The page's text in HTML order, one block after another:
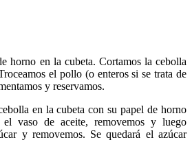
horno en la cubeta. Cortamos la cebolla
el pollo (o enteros si se trata de
y reservamos.
en la cubeta con su papel de horno
vaso de aceite, removemos y luego
y removemos. Se quedará el azúcar